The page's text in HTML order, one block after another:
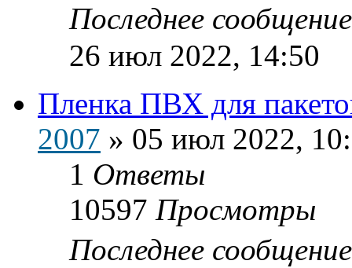
Последнее
26 июл 2022, 14:50
Пленка ПВХ для
2007 » 05 июл 2022,
1 Ответы
10597 Просмотры
Последнее